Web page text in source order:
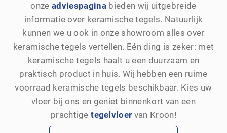
onzeadviespagina bieden wij uitgebreide
informatie over keramische tegels. Natuurlijk
kunnen we u ook in onze showroom alles over
keramische tegels vertellen. Eén ding is zeker: met
keramische tegels haalt u een duurzaam en
praktisch product in huis. Wij hebben een ruime
voorraad keramische tegels beschikbaar. Kies uw
vloer bij ons en geniet binnenkort van een
prachtigetegelvloer van Kroon!